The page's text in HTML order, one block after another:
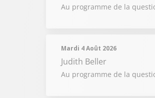
Au programme de la
Mardi 4 Août 2026
Judith Beller
Au programme de la